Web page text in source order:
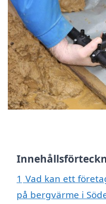
1 Vad kan ett
på bergvärme i